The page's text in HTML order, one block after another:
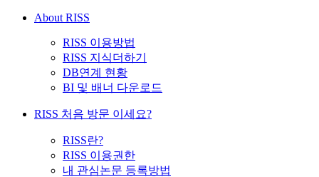
About RISS
RISS 이용방법
RISS 지식더하기
DB연계 현황
BI 및 배너 다운로드
RISS 처음 방문 이세요?
RISS란?
RISS 이용권한
내 관심논문 등록방법